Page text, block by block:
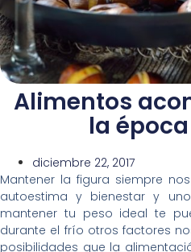
Alimentos
la
diciembre 22, 2017
Mantener la figura siempre
autoestima y bienestar y
mantener tu peso ideal te
durante el frío otros factores
posibilidades que la